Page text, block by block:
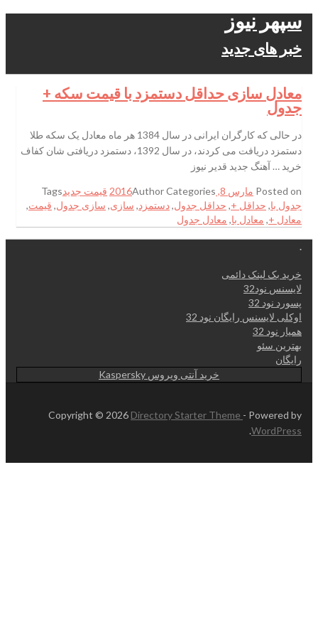
سپهر نیوز
خبر های جدید
معادل سازی حداقل دستمزد با قیمت سکه +
جدول
در حالی که کارگران ایرانی در سال 1384 هر ماه معادل یک سکه طلا
دستمزد دریافت می کردند، در سال 1392، دستمزد دریافتی شان کفاف
خرید … آهنگ جدید قدیر نیوز
Posted on مارس 8, 2016 AuthorCategories قیمت جدیدTags
جدول با, حداقل +, حداقل جدول,دستمزد, سازی, سازی جدول, قیمت,
معادل +, معادل با, معادل جدول
.
خرید بک لینک دائمی
لایسنس نود32
پسورد نود 32
اوکلی لایسنس رایگان نود 32
همیار نود 32
بهترین سئو
رایگان
خرید آنتی ویروس Kaspersky
Copyright © 2026 Directory Starter Theme - Powered by
WordPress
.